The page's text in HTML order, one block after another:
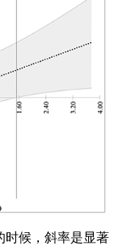
时候，斜率是显著